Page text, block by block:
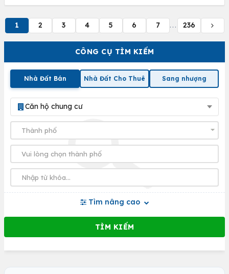
CÔNG CỤ TÌM KIẾM
Nhà Đất Bán Nhà Đất Cho Thuê Sang nhượng
Căn hộ chung cư
Tìm nâng cao
1 2 3 4 5 6 7 ... 236